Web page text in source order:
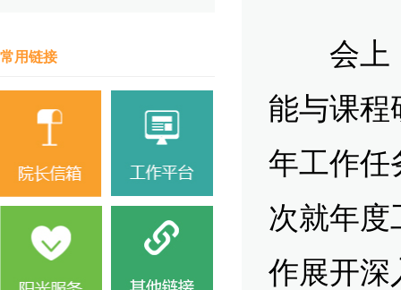
会上，
能与课程
年工作任
次就年度
作展开深
常用链接